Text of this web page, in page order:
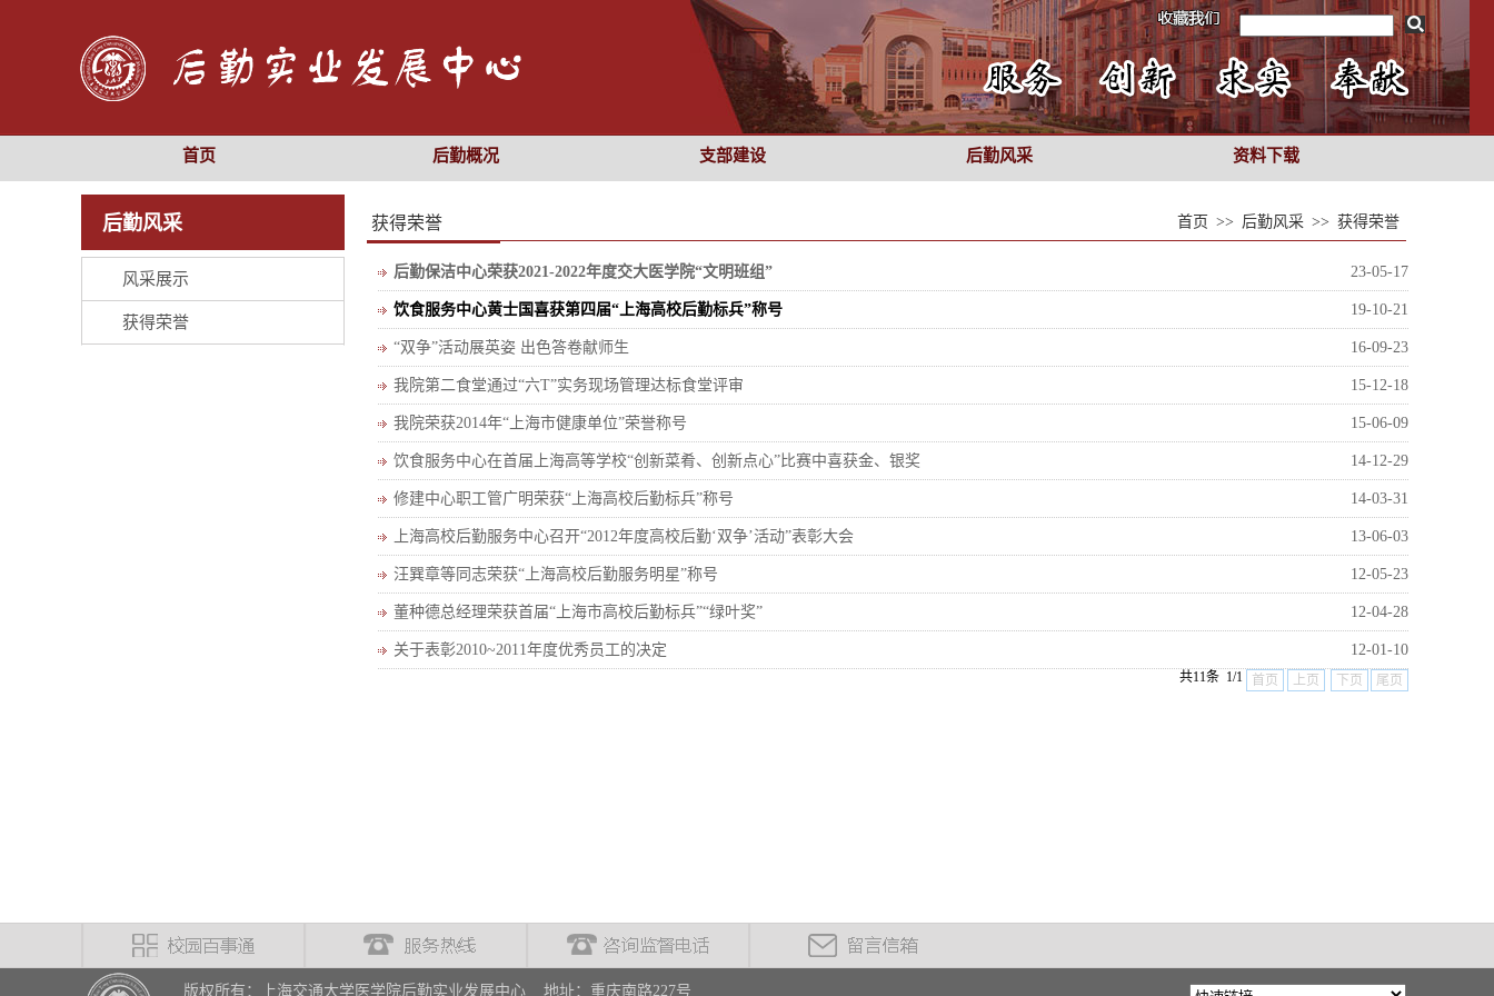
版权所有：上海交通大学医学院后勤实业发展中心 地址：重庆南路227号
首页 后勤概况 支部建设 后勤风采 资料下载
后勤风采
风采展示
获得荣誉
获得荣誉 首页 >> 后勤风采 >> 获得荣誉
后勤保洁中心荣获2021-2022年度交大医学院“文明班组” 23-05-17
饮食服务中心黄士国喜获第四届“上海高校后勤标兵”称号 19-10-21
“双争”活动展英姿 出色答卷献师生 16-09-23
我院第二食堂通过“六T”实务现场管理达标食堂评审 15-12-18
我院荣获2014年“上海市健康单位”荣誉称号 15-06-09
饮食服务中心在首届上海高等学校“创新菜肴、创新点心”比赛中喜获金、银奖 14-12-29
修建中心职工管广明荣获“上海高校后勤标兵”称号 14-03-31
上海高校后勤服务中心召开“2012年度高校后勤‘双争’活动”表彰大会 13-06-03
汪巽章等同志荣获“上海高校后勤服务明星”称号 12-05-23
董种德总经理荣获首届“上海市高校后勤标兵”“绿叶奖” 12-04-28
关于表彰2010~2011年度优秀员工的决定 12-01-10
共11条 1/1 首页 上页 下页 尾页